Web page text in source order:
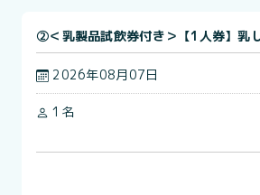
②＜乳製品試飲券付き＞【1人券】乳
2026年08月07日
1名